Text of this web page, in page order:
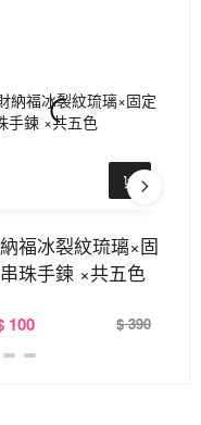
福冰裂紋琉璃×固
珠手鍊 ×共五色
100 $ 390